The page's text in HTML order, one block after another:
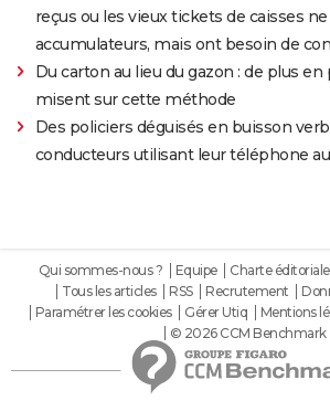
reçus ou les vieux tickets de caisses
accumulateurs, mais ont besoin de
Du carton au lieu du gazon : de plus
misent sur cette méthode
Des policiers déguisés en buisson
conducteurs utilisant leur téléphone
Qui sommes-nous ? Equipe Charte éditoriale
Tous les articles
RSS Recrutement
Paramétrer les cookies
Gérer Utiq Mentions
© 2026 CCM Benchmark